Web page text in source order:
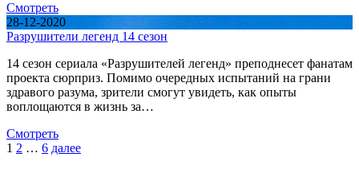
Смотреть
28-12-2020
Разрушители легенд 14 сезон
14 сезон сериала «Разрушителей легенд» преподнесет фанатам
проекта сюрприз. Помимо очередных испытаний на грани
здравого разума, зрители смогут увидеть, как опыты
воплощаются в жизнь за…
Смотреть
1 2 … 6 далее